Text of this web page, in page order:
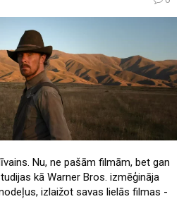
Nu, ne pašām filmām, bet gan
kā Warner Bros. izmēģināja
izlaižot savas lielās filmas -